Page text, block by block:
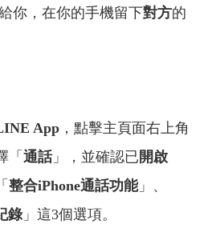
你，在你的手機留下對方的
App ，點擊主頁面右上角
「 通話」，並確認已 開啟
整合iPhone通話功能」、
錄」這3個選項。